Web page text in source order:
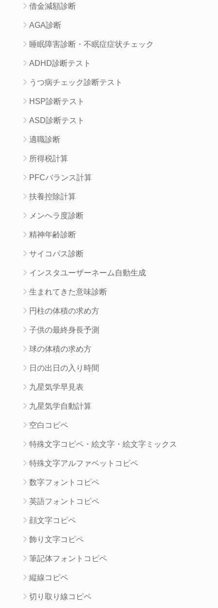
借金減額診断
AGA診断
睡眠障害診断・不眠症症状チェック
ADHD診断テスト
うつ病チェック診断テスト
HSP診断テスト
ASD診断テスト
適職診断
所得税計算
PFCバランス計算
扶養控除計算
メンヘラ度診断
精神年齢診断
サイコパス診断
インスタユーザーネーム自動生成
生まれてきた意味診断
円柱の体積の求め方
子供の最終身長予測
球の体積の求め方
日の出日の入り時間
九星気学早見表
九星気学自動計算
空白コピペ
特殊文字コピペ・絵文字・絵文字ミックス
特殊文字アルファベットコピペ
数字フォントコピペ
英語フォントコピペ
顔文字コピペ
飾り文字コピペ
筆記体フォントコピペ
縦線コピペ
切り取り線コピペ